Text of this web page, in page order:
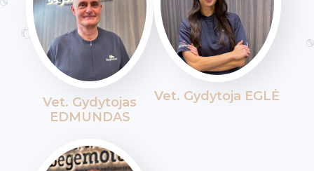
Vet. Gydytojas
EDMUNDAS
Vet. Gydytoja EGLĖ